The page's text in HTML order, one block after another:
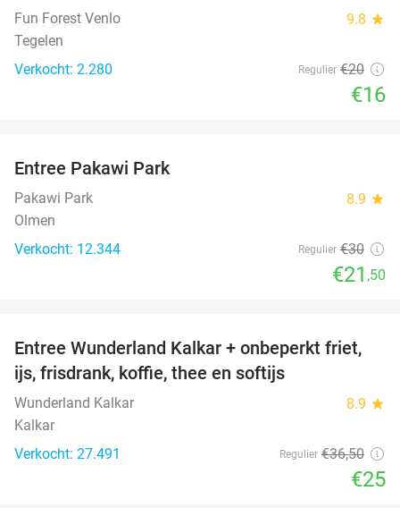
Fun Forest Venlo 9.8 star
Tegelen
Verkocht: 2.280
Regulier €20
€16
Entree Pakawi Park
Pakawi Park 8.9 star
Olmen
Verkocht: 12.344
Regulier €30
€21 ,50
32%
Entree Wunderland Kalkar + onbeperkt friet,
ijs, frisdrank, koffie, thee en softijs
Wunderland Kalkar 8.9 star
Kalkar
Verkocht: 27.491
Regulier €36,50
€25